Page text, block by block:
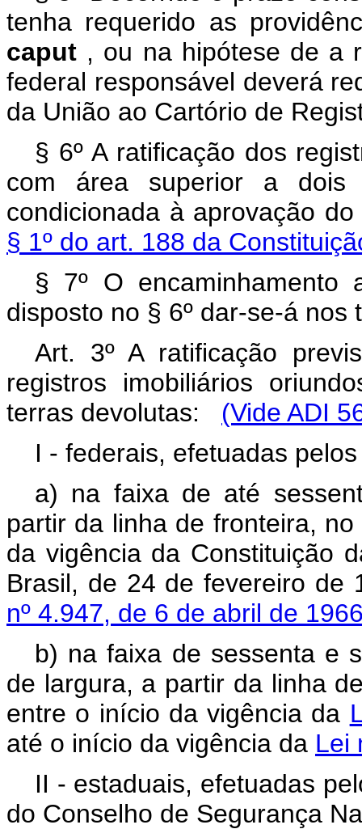
tenha requerido as
caput , ou na hipótese de a
federal responsável deverá
da União ao Cartório de
§ 6º A ratificação dos
com área superior a dois
condicionada à aprovação
§ 1º do art. 188 da
§ 7º O encaminhamento
disposto no § 6º dar-se-á
Art. 3º A ratificação
registros imobiliários
terras devolutas: (Vide ADI
I - federais, efetuadas
a) na faixa de até
partir da linha de fronteira,
da vigência da Constituição
Brasil, de 24 de fevereiro
nº 4.947, de 6 de abril de
b) na faixa de sessenta e
de largura, a partir da linha
entre o início da vigência da
até o início da vigência da Lei
II - estaduais, efetuadas
do Conselho de Segurança